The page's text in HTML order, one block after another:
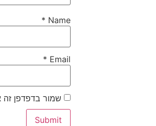
Name
*
Email
*
שמור בדפדפן